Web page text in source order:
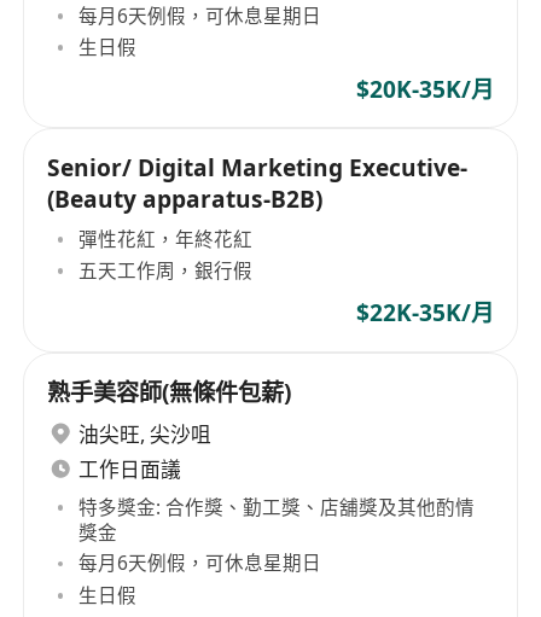
每月6天例假，可休息星期日
生日假
$20K-35K/月
Senior/ Digital Marketing Executive-
(Beauty apparatus-B2B)
彈性花紅，年終花紅
五天工作周，銀行假
$22K-35K/月
熟手美容師(無條件包薪)
油尖旺, 尖沙咀
工作日面議
特多獎金: 合作獎、勤工獎、店舖獎及其他酌情
獎金
每月6天例假，可休息星期日
生日假